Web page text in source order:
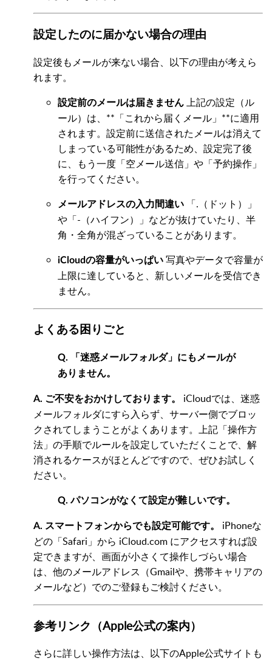
設定したのに届かない場合の理由
設定後もメールが来ない場合、以下の理由が考えら
れます。
設定前のメールは届きません 上記の設定（ル
ール）は、**「これから届くメール」**に適用
されます。設定前に送信されたメールは消えて
しまっている可能性があるため、設定完了後
に、もう一度「空メール送信」や「予約操作」
を行ってください。
メールアドレスの入力間違い
「.（ドット）」
や「-（ハイフン）」などが抜けていたり、半
角・全角が混ざっていることがあります。
iCloudの容量がいっぱい 写真やデータで容量が
上限に達していると、新しいメールを受信でき
ません。
よくある困りごと
Q. 「迷惑メールフォルダ」にもメールが
ありません。
A. ご不安をおかけしております。
iCloudでは、迷惑
メールフォルダにすら入らず、サーバー側でブロッ
クされてしまうことがよくあります。上記「操作方
法」の手順でルールを設定していただくことで、解
消されるケースがほとんどですので、ぜひお試しく
ださい。
Q. パソコンがなくて設定が難しいです。
A. スマートフォンからでも設定可能です。
iPhoneな
どの「Safari」から iCloud.com にアクセスすれば設
定できますが、画面が小さくて操作しづらい場合
は、他のメールアドレス（Gmailや、携帯キャリアの
メールなど）でのご登録もご検討ください。
参考リンク（Apple公式の案内）
さらに詳しい操作方法は、以下のApple公式サイトも